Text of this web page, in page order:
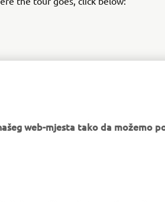
web-mjesta tako da možemo